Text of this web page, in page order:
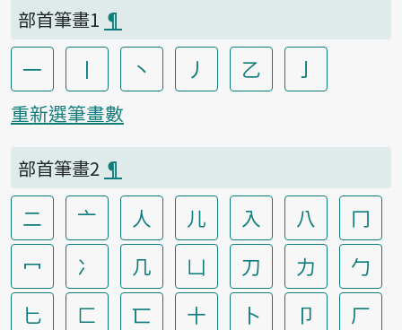
部首筆畫1 ¶
一 丨 丶 丿 乙 亅
重新選筆畫數
部首筆畫2 ¶
二 亠 人 儿 入 八
冂
冖
冫 几 凵 刀 力
勹
匕
匚 匸 十 卜 卩
厂